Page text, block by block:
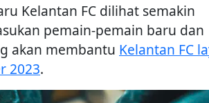
Kelantan FC dilihat semakin
pemain-pemain baru dan
akan membantu Kelantan FC
2023.